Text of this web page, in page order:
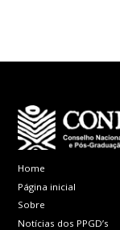
Home
Página inicial
Sobre
Notícias dos PPGD’s